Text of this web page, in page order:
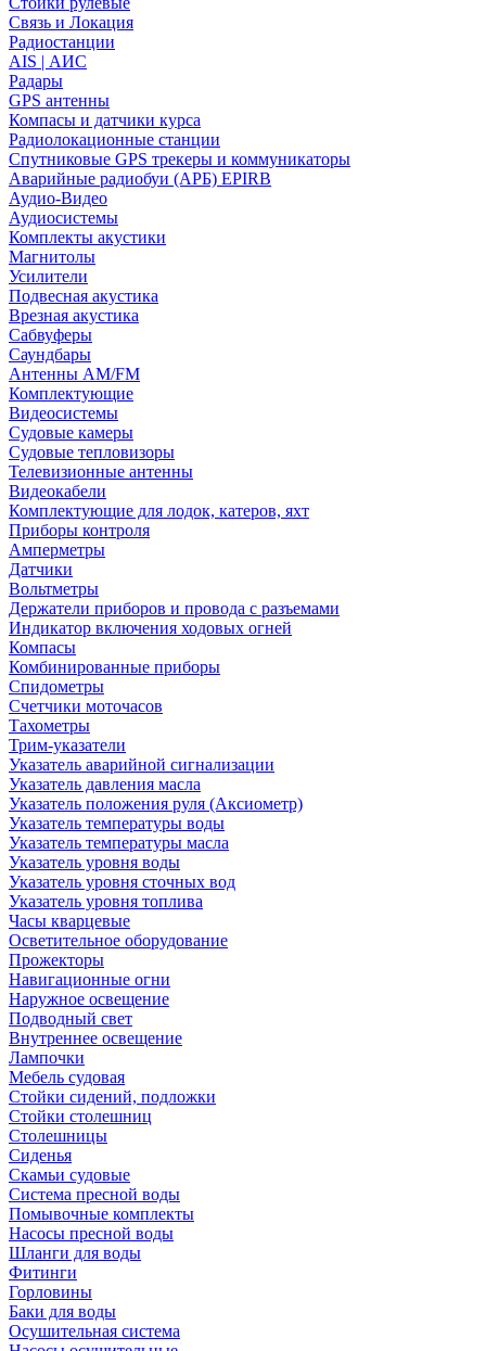
Связь и Локация
Радиостанции
AIS | АИС
Радары
GPS антенны
Компасы и датчики курса
Радиолокационные станции
Спутниковые GPS трекеры и коммуникаторы
Аварийные радиобуи (АРБ) EPIRB
Аудио-Видео
Аудиосистемы
Комплекты акустики
Магнитолы
Усилители
Подвесная акустика
Врезная акустика
Сабвуферы
Саундбары
Антенны AM/FM
Комплектующие
Видеосистемы
Судовые камеры
Cудовые тепловизоры
Телевизионные антенны
Видеокабели
Комплектующие для лодок, катеров, яхт
Приборы контроля
Амперметры
Датчики
Вольтметры
Держатели приборов и провода с разъемами
Индикатор включения ходовых огней
Компасы
Комбинированные приборы
Спидометры
Счетчики моточасов
Тахометры
Трим-указатели
Указатель аварийной сигнализации
Указатель давления масла
Указатель положения руля (Аксиометр)
Указатель температуры воды
Указатель температуры масла
Указатель уровня воды
Указатель уровня сточных вод
Указатель уровня топлива
Часы кварцевые
Осветительное оборудование
Прожекторы
Навигационные огни
Наружное освещение
Подводный свет
Внутреннее освещение
Лампочки
Мебель судовая
Стойки сидений, подложки
Стойки столешниц
Столешницы
Сиденья
Скамьи судовые
Система пресной воды
Помывочные комплекты
Насосы пресной воды
Шланги для воды
Фитинги
Горловины
Баки для воды
Осушительная система